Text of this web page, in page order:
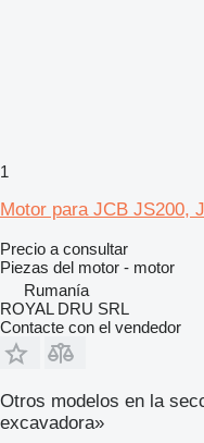
1
Motor para JCB JS200,
Precio a consultar
Piezas del motor - motor
Rumanía
ROYAL DRU SRL
Contacte con el vendedor
Otros modelos en la
excavadora»